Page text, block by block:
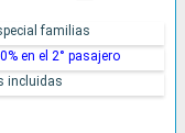
familias
en el 2° pasajero
incluidas